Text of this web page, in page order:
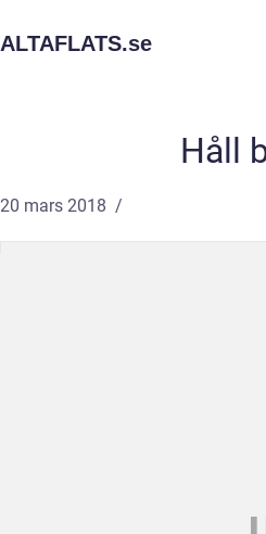
ALTAFLATS.se
Håll
20 mars 2018